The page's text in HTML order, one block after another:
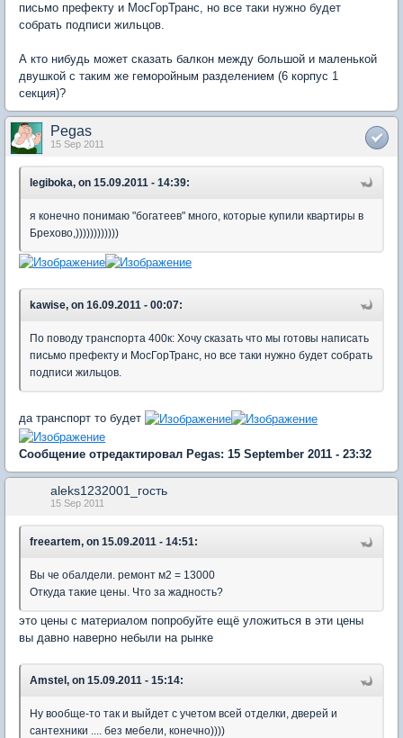
письмо префекту и МосГорТранс, но все таки нужно будет
собрать подписи жильцов.
А кто нибудь может сказать балкон между большой и маленькой
двушкой с таким же геморойным разделением (6 корпус 1
секция)?
Pegas
15 Sep 2011
legiboka, on 15.09.2011 - 14:39:
я конечно понимаю "богатеев" много, которые купили квартиры в
Брехово,))))))))))))
kawise, on 16.09.2011 - 00:07:
По поводу транспорта 400к: Хочу сказать что мы готовы написать
письмо префекту и МосГорТранс, но все таки нужно будет собрать
подписи жильцов.
да транспорт то будет
Сообщение отредактировал Pegas: 15 September 2011 - 23:32
aleks1232001_гость
15 Sep 2011
freeartem, on 15.09.2011 - 14:51:
Вы че обалдели. ремонт м2 = 13000
Откуда такие цены. Что за жадность?
это цены с материалом попробуйте ещё уложиться в эти цены
вы давно наверно небыли на рынке
Amstel, on 15.09.2011 - 15:14:
Ну вообще-то так и выйдет с учетом всей отделки, дверей и
сантехники .... без мебели, конечно))))